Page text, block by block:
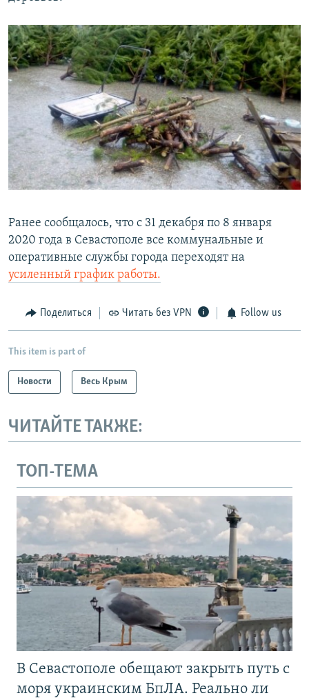
Ранее сообщалось, что с 31 декабря по 8 января
2020 года в Севастополе все коммунальные и
оперативные службы города переходят на
усиленный график работы.
Поделиться Читать без VPN Follow us
This item is part of
Новости Весь Крым
ЧИТАЙТЕ ТАКЖЕ:
ТОП-ТЕМА
В Севастополе обещают закрыть путь с
моря украинским БпЛА. Реально ли